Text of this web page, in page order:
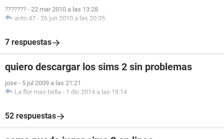
??????? - 22 mar 2010 a las 13:28
anto 47 - 26 jun 2010 a las 20:35
7 respuestas
quiero descargar los sims 2 sin problemas
jose - 5 jul 2009 a las 21:21
La flor mas bella - 1 dic 2014 a las 18:14
52 respuestas